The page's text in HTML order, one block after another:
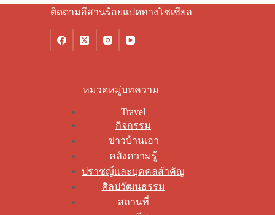
ติดตามอีสานร้อยแปดทางโซเชียล
หมวดหมู่บทความ
Travel
กิจกรรม
ข่าวบ้านเฮา
คลังความรู้
ปราชญ์และบุคคลสำคัญ
ศิลปวัฒนธรรม
สถานที่